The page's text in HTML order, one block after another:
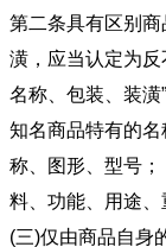
第二条具有区别
潢，应当认定为反
名称、包装、装
知名商品特有的
称、图形、型号
料、功能、用途
(三)仅由商品自身